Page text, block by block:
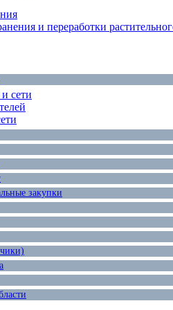
и переработки
сети
закупки